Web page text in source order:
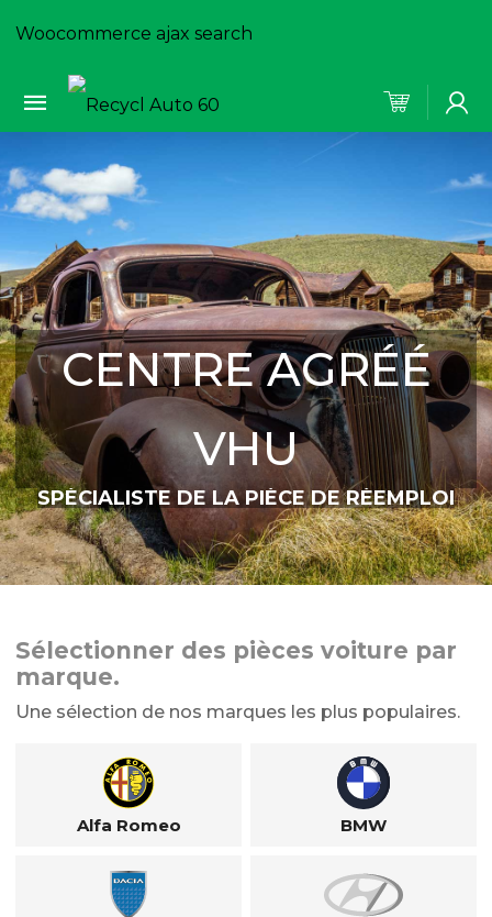
Woocommerce ajax search
CENTRE AGRÉÉ
VHU
SPÉCIALISTE DE LA PIÈCE DE RÉEMPLOI
Sélectionner des pièces voiture par
marque.
Une sélection de nos marques les plus populaires.
Alfa Romeo BMW